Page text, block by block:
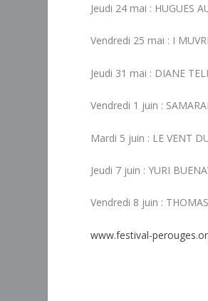
Jeudi 24 mai : HUGUES
Vendredi 25 mai : I
Jeudi 31 mai : DIANE TELL
Vendredi 1 juin :
Mardi 5 juin : LE VENT
Jeudi 7 juin : YURI
Vendredi 8 juin :
www.festival-